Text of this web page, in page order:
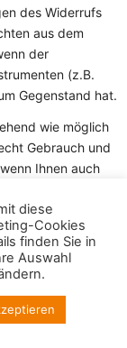
des Widerrufs
aus dem
der
(z.B.
Gegenstand hat.
wie möglich
Gebrauch und
Ihnen auch
by
diese
Cookies
finden Sie in
Auswahl